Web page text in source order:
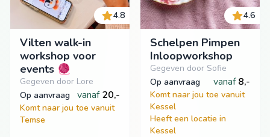
4.8
Vilten walk-in
workshop voor
events 🧶
Gegeven door Lore
op aanvraag
vanaf 20,-
Komt naar jou toe vanuit
Temse
4.6
Schelpen Pimpen
Inloopworkshop
Gegeven door Sofie
op aanvraag
vanaf 8,-
Komt naar jou toe vanuit
Kessel
Heeft een locatie in
Kessel